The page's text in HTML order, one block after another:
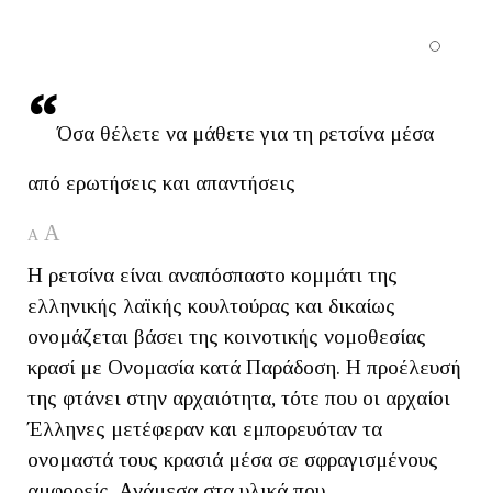
Όσα θέλετε να μάθετε για τη ρετσίνα μέσα
από ερωτήσεις και απαντήσεις
A A
Η ρετσίνα είναι αναπόσπαστο κομμάτι της
ελληνικής λαϊκής κουλτούρας και δικαίως
ονομάζεται βάσει της κοινοτικής νομοθεσίας
κρασί με Ονομασία κατά Παράδοση. Η προέλευσή
της φτάνει στην αρχαιότητα, τότε που οι αρχαίοι
Έλληνες μετέφεραν και εμπορευόταν τα
ονομαστά τους κρασιά μέσα σε σφραγισμένους